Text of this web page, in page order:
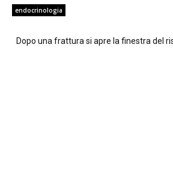
endocrinologia
Dopo una frattura si apre la finestra del